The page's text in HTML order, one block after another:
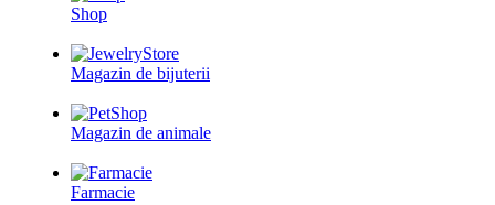
Shop
Magazin de bijuterii
Magazin de animale
Farmacie